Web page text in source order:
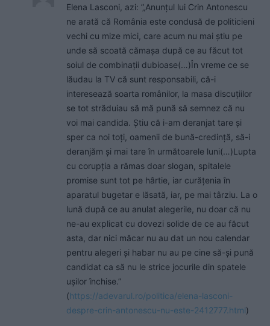
Elena Lasconi, azi: ”„Anunțul lui Crin Antonescu
ne arată că România este condusă de politicieni
vechi cu mize mici, care acum nu mai știu pe
unde să scoată cămașa după ce au făcut tot
soiul de combinații dubioase(…)În vreme ce se
lăudau la TV că sunt responsabili, că-i
interesează soarta românilor, la masa discuțiilor
se tot străduiau să mă pună să semnez că nu
voi mai candida. Știu că i-am deranjat tare și
sper ca noi toți, oamenii de bună-credință, să-i
deranjăm și mai tare în următoarele luni(…)Lupta
cu corupția a rămas doar slogan, spitalele
promise sunt tot pe hârtie, iar curățenia în
aparatul bugetar e lăsată, iar, pe mai târziu. La o
lună după ce au anulat alegerile, nu doar că nu
ne-au explicat cu dovezi solide de ce au făcut
asta, dar nici măcar nu au dat un nou calendar
pentru alegeri și habar nu au pe cine să-și pună
candidat ca să nu le strice jocurile din spatele
ușilor închise.”
(https://adevarul.ro/politica/elena-lasconi-
despre-crin-antonescu-nu-este-2412777.html)